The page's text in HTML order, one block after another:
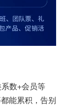
系数+会员等
能累积，告别